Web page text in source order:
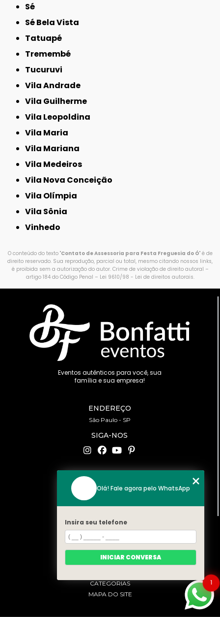
Sé
Sé Bela Vista
Tatuapé
Tremembé
Tucuruvi
Vila Andrade
Vila Guilherme
Vila Leopoldina
Vila Maria
Vila Mariana
Vila Medeiros
Vila Nova Conceição
Vila Olímpia
Vila Sônia
Vinhedo
O conteúdo do texto "Contato de Assessoria para Festa Freguesia do Ó" é de
direito reservado. Sua reprodução, parcial ou total, mesmo citando nossos links,
é proibida sem a autorização do autor. Crime de violação de direito autoral –
artigo 184 do Código Penal – Lei 9610/98 - Lei de direitos autorais.
Eventos autênticos para você, sua
família e sua empresa!
ENDEREÇO
São Paulo - SP
SIGA-NOS
CONTATO
(11) 94519-2422
contato@bonfattieventos.com.br
MENU
HOME
A BONFATTI
SERVIÇOS
CATEGORIAS
MAPA DO SITE
1
Olá! Fale agora pelo WhatsApp
Insira seu telefone
INICIAR CONVERSA